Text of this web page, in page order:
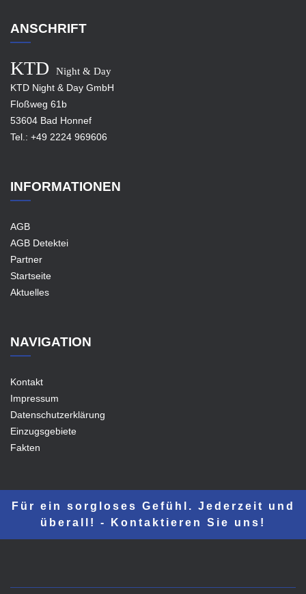
ANSCHRIFT
KTD
Night & Day
KTD Night & Day GmbH
Floßweg 61b
53604 Bad Honnef
Tel.: +49 2224 969606
INFORMATIONEN
AGB
AGB Detektei
Partner
Startseite
Aktuelles
NAVIGATION
Kontakt
Impressum
Datenschutzerklärung
Einzugsgebiete
Fakten
Für ein sorgloses Gefühl. Jederzeit und
überall! - Kontaktieren Sie uns!